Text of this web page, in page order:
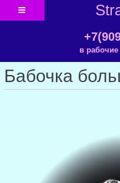
в рабочие
Бабочка